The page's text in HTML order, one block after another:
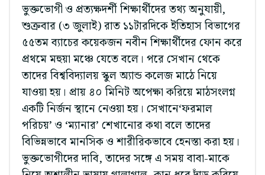
ভুক্তভোগী ও প্রত্যক্ষদর্শী শিক্ষার্থীদের তথ্য অনুযায়ী,
শুক্রবার (৩ জুলাই) রাত ১১টারদিকে ইতিহাস বিভাগের
৫৫তম ব্যাচের কয়েকজন নবীন শিক্ষার্থীদের ফোন করে
প্রথমে মহুয়া মঞ্চে যেতে বলে। পরে সেখান থেকে
তাদের বিশ্ববিদ্যালয় স্কুল অ্যান্ড কলেজ মাঠে নিয়ে
যাওয়া হয়। প্রায় ৪০ মিনিট অপেক্ষা করিয়ে মাঠসংলগ্ন
একটি নির্জন স্থানে নেওয়া হয়। সেখানে‘ফরমাল
পরিচয়’ ও ‘ম্যানার’ শেখানোর কথা বলে তাদের
বিভিন্নভাবে মানসিক ও শারীরিকভাবে হেনস্তা করা হয়।
ভুক্তভোগীদের দাবি, তাদের সঙ্গে এ সময় বাবা-মাকে